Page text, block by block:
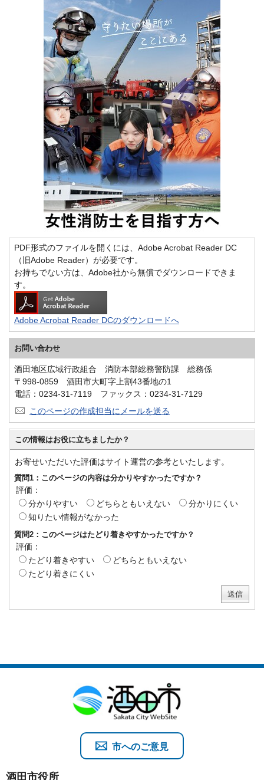
PDF形式のファイルを開くには、Adobe Acrobat Reader DC
（旧Adobe Reader）が必要です。
お持ちでない方は、Adobe社から無償でダウンロードできま
す。
Adobe Acrobat Reader DCのダウンロードへ
お問い合わせ
酒田地区広域行政組合 消防本部総務警防課 総務係
〒998-0859 酒田市大町字上割43番地の1
電話：0234-31-7119 ファックス：0234-31-7129
このページの作成担当にメールを送る
この情報はお役に立ちましたか？
お寄せいただいた評価はサイト運営の参考といたします。
質問1：このページの内容は分かりやすかったですか？
評価：
分かりやすい
どちらともいえない
分かりにくい
知りたい情報がなかった
質問2：このページはたどり着きやすかったですか？
評価：
たどり着きやすい
どちらともいえない
たどり着きにくい
酒田市役所
市へのご意見